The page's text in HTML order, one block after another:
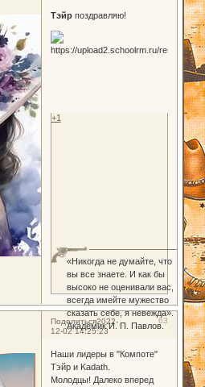
Тэйрпоздравляю!
«Никогда не думайте, что
вы все знаете. И как бы
высоко не оценивали вас,
всегда имейте мужество
сказать себе, я невежда».
Академик И. П. Павлов.
+1
Поделиться 63
2022-
12-02 14:25:23
Наши лидеры в "Компоте"
Тэйр и Kadath.
Молодцы! Далеко вперед